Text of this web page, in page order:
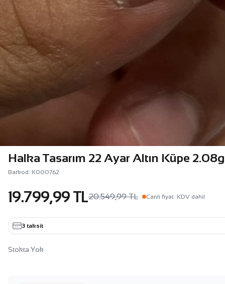
Halka Tasarım 22 Ayar Altın Küpe
Barkod: K000762
19.799,99 TL20.549,99 TL Canli fiyat· KDV dahil
3 taksit ·
Stokta Yok